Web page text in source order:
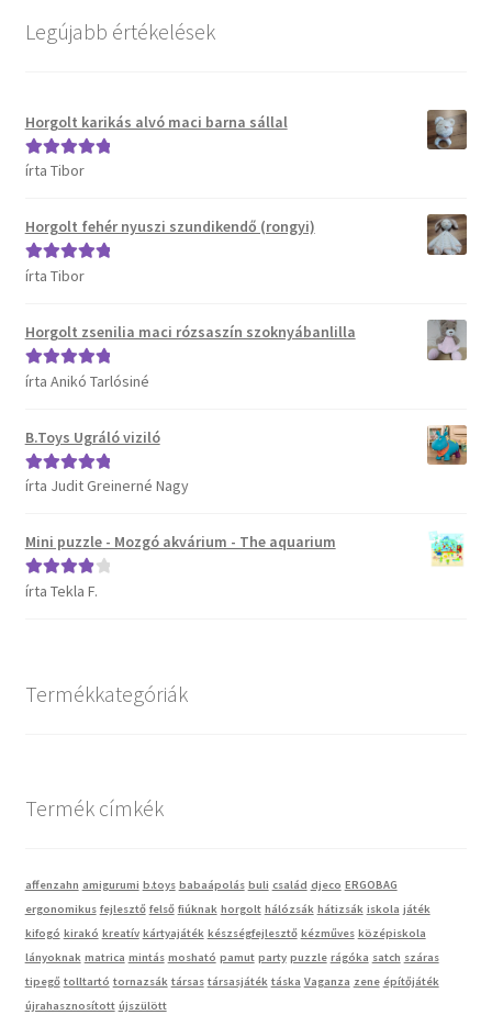
Kosár
Termékeink
B.Toys termékeink
DJECO termékeink
ERGOBAG táskák
Satch táskák, tolltartók és kiegészítők
Vaganza gyermekruházat
Wonder Wheels autók
Legújabb értékelések
Horgolt karikás alvó maci barna sállal
Értékelés:
írta Tibor
Horgolt fehér nyuszi szundikendő (rongyi)
Értékelés:
írta Tibor
Horgolt zsenilia maci rózsaszín szoknyábanlilla
Értékelés:5/
írta Anikó Tarlósiné
B.Toys Ugráló viziló
Értékelés:5/
írta Judit Greinerné Nagy
Mini puzzle - Mozgó akvárium - The aquarium
Értékelés:
írta Tekla F.
Termékkategóriák
Termék címkék
affenzahn amigurumi b.toys babaápolás buli család djeco ERGOBAG
ergonomikus fejlesztő felső fiúknak horgolt hálózsák hátizsák iskola játék
kifogó kirakó kreatív kártyajáték készségfejlesztő kézműves középiskola
lányoknak matrica mintás mosható pamut party puzzle rágóka satch száras
tipegő tolltartó tornazsák társas társasjáték táska Vaganza zene építőjáték
újrahasznosított újszülött